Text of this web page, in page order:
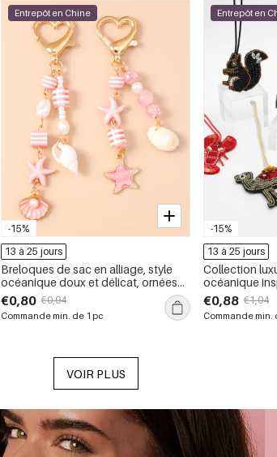
-15%
Entrepôt en Chine
13 à 25 jours
Breloques de sac en alliage, style
océanique doux et délicat, ornées
de coquillages et d&#39;étoiles de
mer, collection Simple Series
€0,80 €0,94
Commande min. de 1 pc
-15%
Entrepôt en
13 à 25 jours
Collection
océanique
naturels, fil
en résine
€0,88 €1,04
Commande min.
VOIR PLUS